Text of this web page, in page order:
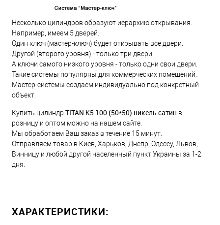
Несколько цилиндров образуют иерархию открывания.
Например, имеем 5 дверей.
Один ключ (мастер-ключ) будет открывать все двери.
Другой (второго уровня) - только три двери.
А ключи самого низкого уровня - только одни свои двери.
Такие системы популярны для коммерческих помещений.
Мастер-системы создаем индивидуально под конкретный
объект.
Купить цилиндр TITAN K5 100 (50*50) никель сатин в
розницу и оптом можно на нашем сайте.
Мы обработаем Ваш заказ в течение 15 минут.
Отправляем товар в Киев, Харьков, Днепр, Одессу, Львов,
Винницу и любой другой населенный пункт Украины за 1-2
дня.
ХАРАКТЕРИСТИКИ: